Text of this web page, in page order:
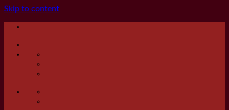
Skip to content